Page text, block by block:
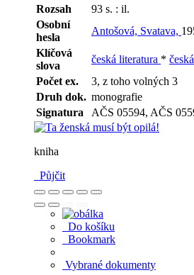
Rozsah
93 s. : il.
Osobní
hesla
Antošová, Svatava,
Klíčová
slova
česká literatura *
Počet ex.
3, z toho volných 3
Druh dok. monografie
Signatura
AČS 05594, AČS
kniha
Půjčit
Do košíku
Bookmark
Vybrané dokumenty